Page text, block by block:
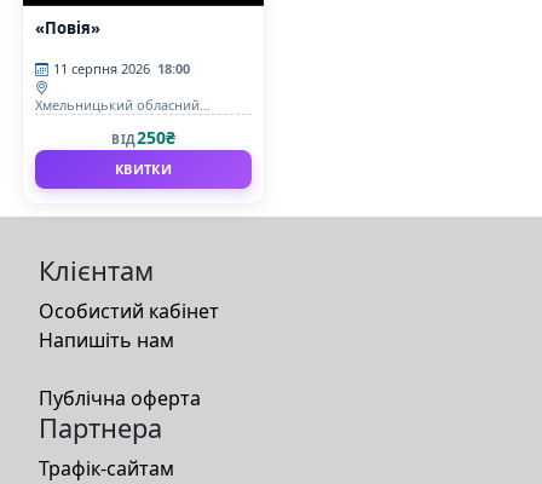
«Повія»
11 серпня 2026 18:00
Хмельницький обласний
М. Старицького
ВІД250₴
КВИТКИ
Клієнтам
Особистий кабінет
Напишіть нам
Публічна оферта
Партнера
Трафік-сайтам